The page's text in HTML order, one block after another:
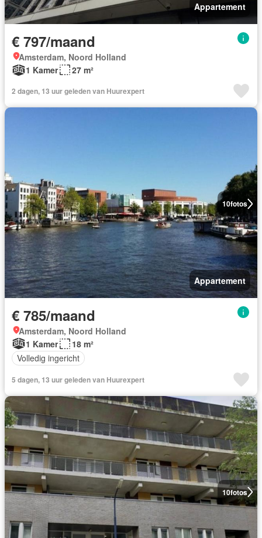
Appartement
€ 797/maand
Amsterdam, Noord Holland
1 Kamer
27 m²
2 dagen, 13 uur geleden van Huurexpert
10fotos
Appartement
€ 785/maand
Amsterdam, Noord Holland
1 Kamer
18 m²
Volledig ingericht
5 dagen, 13 uur geleden van Huurexpert
10fotos